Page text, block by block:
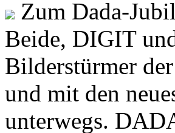
Zum Dada-
Beide, DIGIT
Bilderstürmer
und mit den
unterwegs.